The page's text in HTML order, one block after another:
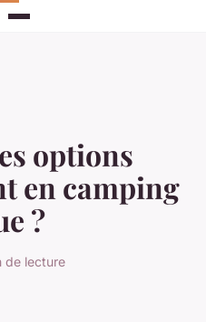
options
en camping
?
lecture